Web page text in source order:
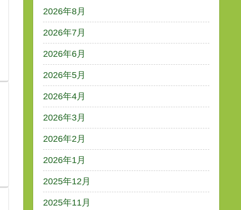
2026年8月
2026年7月
2026年6月
2026年5月
2026年4月
2026年3月
2026年2月
2026年1月
2025年12月
2025年11月